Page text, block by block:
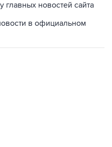
главных новостей сайта
в официальном